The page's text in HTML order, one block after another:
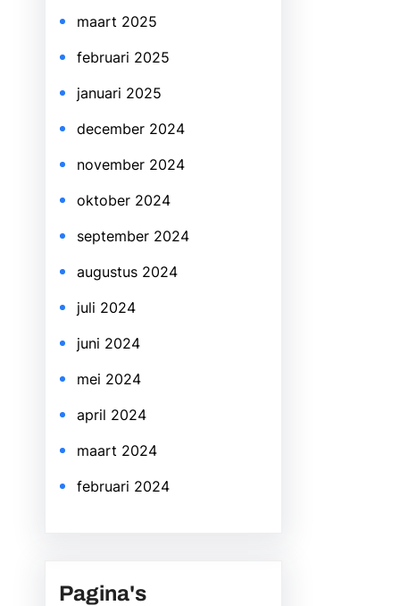
maart 2025
februari 2025
januari 2025
december 2024
november 2024
oktober 2024
september 2024
augustus 2024
juli 2024
juni 2024
mei 2024
april 2024
maart 2024
februari 2024
Pagina's